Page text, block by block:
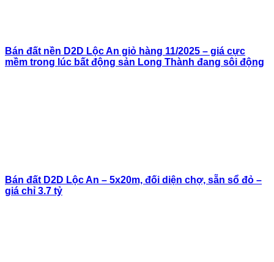
Bán đất nền D2D Lộc An giỏ hàng 11/2025 – giá cực
mềm trong lúc bất động sản Long Thành đang sôi động
Bán đất D2D Lộc An – 5x20m, đối diện chợ, sẵn sổ đỏ –
giá chỉ 3.7 tỷ